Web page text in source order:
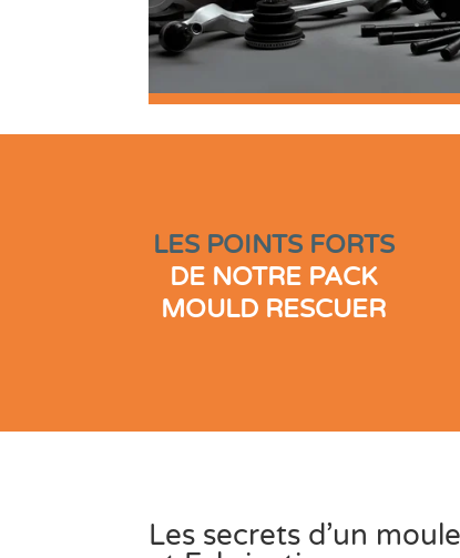
LES POINTS FORTS
DE NOTRE PACK
MOULD RESCUER
Les secrets d’un